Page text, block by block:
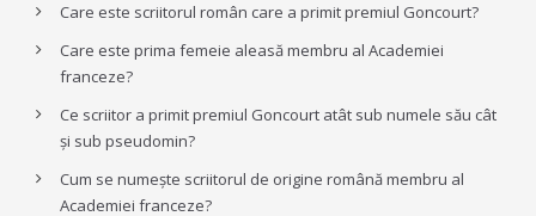
Care este scriitorul român care a primit premiul Goncourt?
Care este prima femeie aleasă membru al Academiei
franceze?
Ce scriitor a primit premiul Goncourt atât sub numele său cât
și sub pseudomin?
Cum se numește scriitorul de origine română membru al
Academiei franceze?